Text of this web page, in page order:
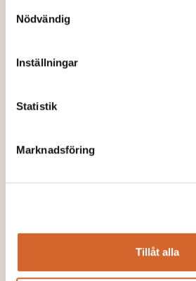
Nödvändig
Inställningar
Statistik
Marknadsföring
Tillåt alla